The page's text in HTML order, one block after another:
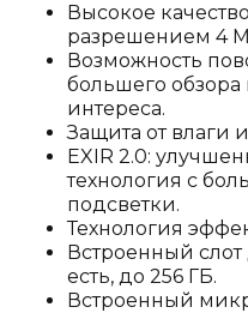
Высокое
разрешением 4
Возможность
большего обзора
интереса.
Защита от влаги
EXIR 2.0:
технология с
подсветки.
Технология
Встроенный слот
есть, до 256 ГБ.
Встроенный